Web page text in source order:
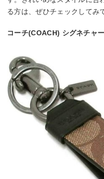
る方は、ぜひチェックしてみ
コーチ(COACH) シグネチャ